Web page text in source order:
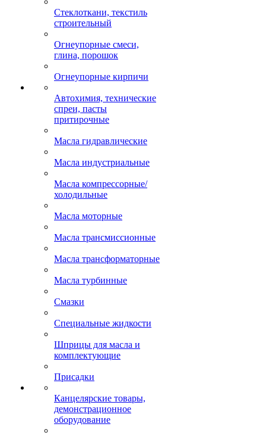
Стеклоткани, текстиль
строительный
Огнеупорные смеси,
глина, порошок
Огнеупорные кирпичи
Автохимия, технические
спреи, пасты
притирочные
Масла гидравлические
Масла индустриальные
Масла компрессорные/
холодильные
Масла моторные
Масла трансмиссионные
Масла трансформаторные
Масла турбинные
Смазки
Специальные жидкости
Шприцы для масла и
комплектующие
Присадки
Канцелярские товары,
демонстрационное
оборудование